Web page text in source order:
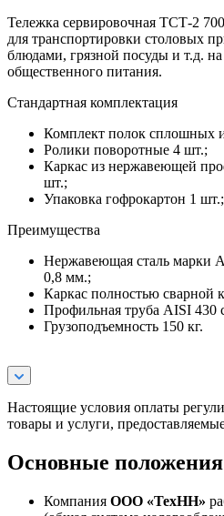
Тележка сервировочная ТСТ-2
для транспортировки столовых
блюдами, грязной посуды и т.д.
общественного питания.
Стандартная комплектация
Комплект полок сплошных
Ролики поворотные 4 шт.;
Каркас из нержавеющей
шт.;
Упаковка гофрокартон 1 шт.;
Преимущества
Нержавеющая сталь марки
0,8 мм.;
Каркас полностью сварной
Профильная труба AISI 430
Грузоподъемность 150 кг.
Настоящие условия оплаты
товары и услуги,
Основные положения
Компания ООО «ТехНН»